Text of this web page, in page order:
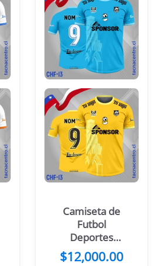
Camiseta de
Futbol
Deportes
Iquique 2024
$12,000.00